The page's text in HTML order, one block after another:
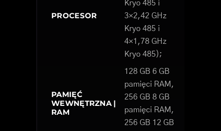
PROCESOR
Kryo 485 i
3×2,42 GHz
Kryo 485 i
4×1,78 GHz
Kryo 485);
PAMIĘĆ
WEWNĘTRZNA |
RAM
128 GB 6 GB
pamięci RAM,
256 GB 8 GB
pamięci RAM,
256 GB 12 GB